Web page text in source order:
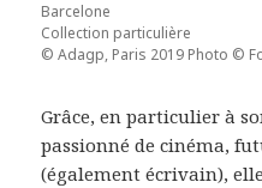
Barcelone
Collection particulière
© Adagp, Paris 2019 Photo ©
Grâce, en particulier à
passionné de cinéma,
(également écrivain),